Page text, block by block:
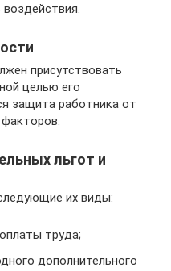
присутствовать
целью его
защита работника от
льгот и
их виды:
труда;
дополнительного